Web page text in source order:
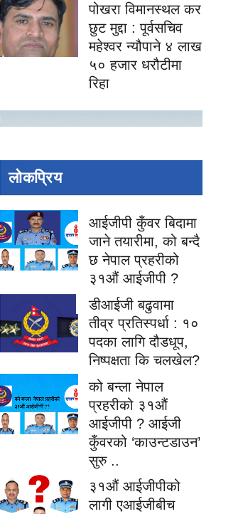
पोखरा विमानस्थल कर
छुट मुद्दा : पूर्वसचिव
महेश्वर न्यौपाने ४ लाख
५० हजार धरौटीमा
रिहा
लोकप्रिय
आईजीपी कुँवर बिदामा
जाने तयारीमा, को बन्दै
छ नेपाल प्रहरीको
३१औं आईजीपी ?
डीआईजी बढुवामा
तीव्र प्रतिस्पर्धा : १०
पदका लागि दौडधूप,
निष्पक्षता कि चलखेल?
को बन्ला नेपाल
प्रहरीको ३१औं
आईजीपी ? आईजी
कुँवरको ‘काउन्टडाउन’
सुरु ..
३१औं आईजीपीको
लागी एआईजीबीच